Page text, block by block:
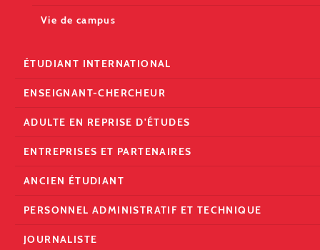
Vie de campus
ÉTUDIANT INTERNATIONAL
ENSEIGNANT-CHERCHEUR
ADULTE EN REPRISE D'ÉTUDES
ENTREPRISES ET PARTENAIRES
ANCIEN ÉTUDIANT
PERSONNEL ADMINISTRATIF ET TECHNIQUE
JOURNALISTE